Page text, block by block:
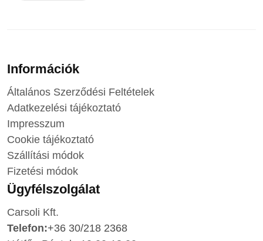
Információk
Általános Szerződési Feltételek
Adatkezelési tájékoztató
Impresszum
Cookie tájékoztató
Szállítási módok
Fizetési módok
Ügyfélszolgálat
Carsoli Kft.
Telefon:+36 30/218 2368